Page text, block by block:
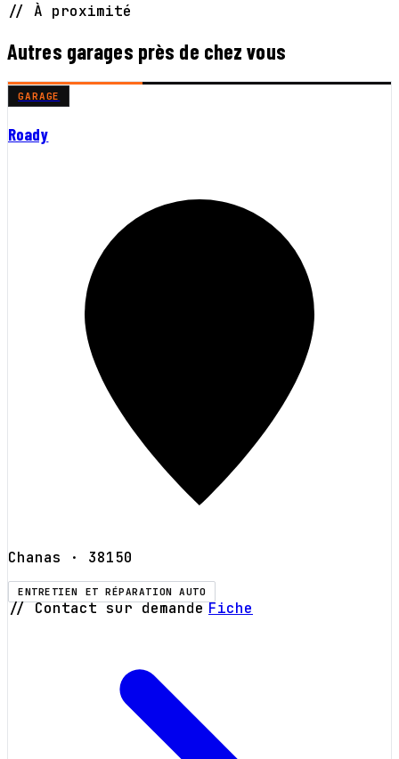
// À proximité
Autres garages près de chez vous
GARAGE
Roady
Chanas · 38150
ENTRETIEN ET RÉPARATION AUTO
// Contact sur demande Fiche